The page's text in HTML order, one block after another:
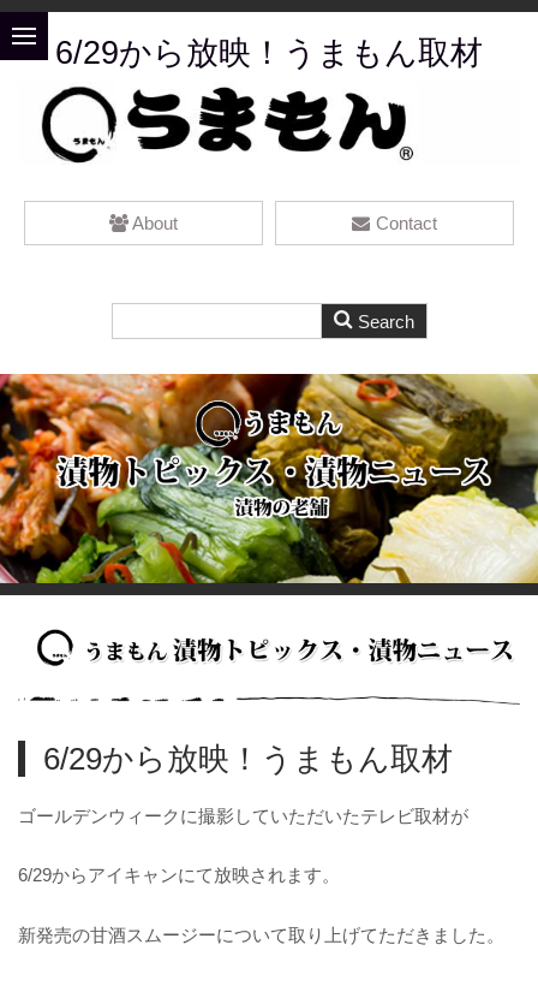
6/29から放映！うまもん取材
About Contact
6/29から放映！うまもん取材
ゴールデンウィークに撮影していただいたテレビ取材が
6/29からアイキャンにて放映されます。
新発売の甘酒スムージーについて取り上げてただきました。